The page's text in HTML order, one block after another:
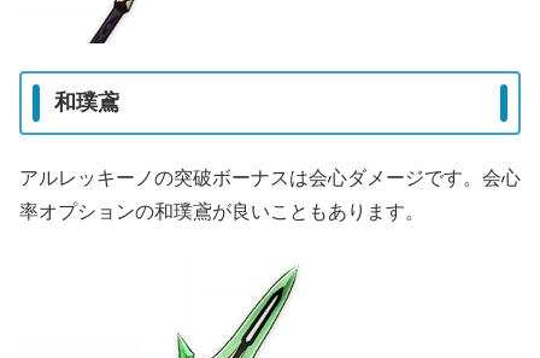
和璞鳶
アルレッキーノの突破ボーナスは会心ダメージです。会心
率オプションの和璞鳶が良いこともあります。